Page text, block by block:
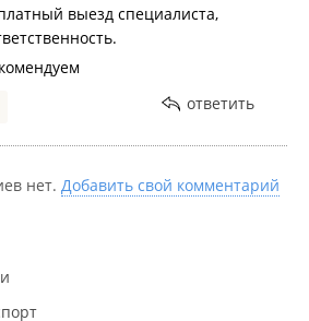
выезд специалиста,
ответить
нет. Добавить свой комментарий